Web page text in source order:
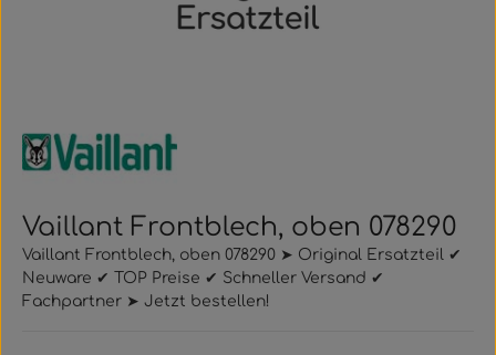
Vaillant Frontblech, oben 078290
Vaillant Frontblech, oben 078290 ➤ Original Ersatzteil ✔
Neuware ✔ TOP Preise ✔ Schneller Versand ✔
Fachpartner ➤ Jetzt bestellen!